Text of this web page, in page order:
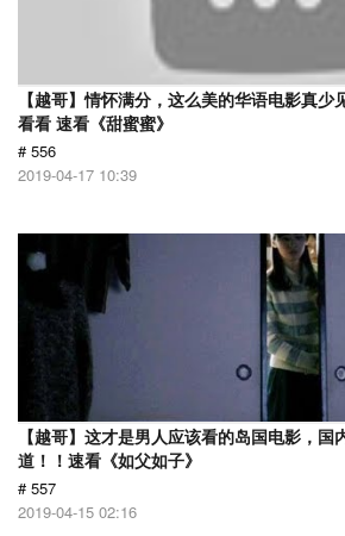
【越哥】情怀满分，这么美的华语电影真
看看 速看《甜蜜蜜》
# 556
2019-04-17 10:39
【越哥】这才是男人应该看的岛国电影，
道！！速看《如父如子》
# 557
2019-04-15 02:16